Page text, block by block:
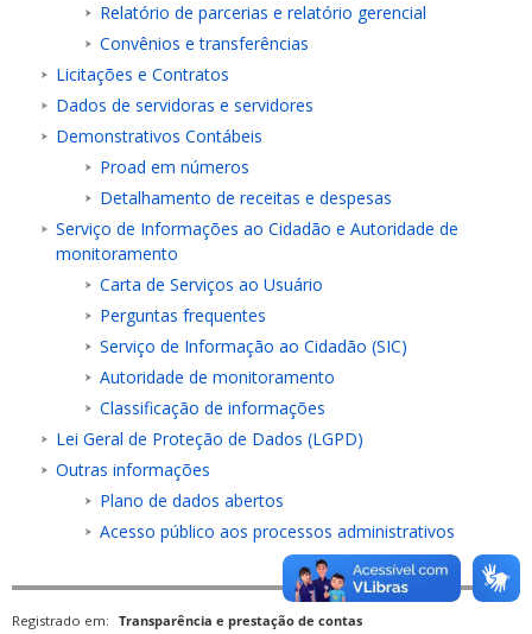
Relatório de parcerias e relatório gerencial
Convênios e transferências
Licitações e Contratos
Dados de servidoras e servidores
Demonstrativos Contábeis
Proad em números
Detalhamento de receitas e despesas
Serviço de Informações ao Cidadão e Autoridade de
monitoramento
Carta de Serviços ao Usuário
Perguntas frequentes
Serviço de Informação ao Cidadão (SIC)
Autoridade de monitoramento
Classificação de informações
Lei Geral de Proteção de Dados (LGPD)
Outras informações
Plano de dados abertos
Acesso público aos processos administrativos
Registrado em: Transparência e prestação de contas